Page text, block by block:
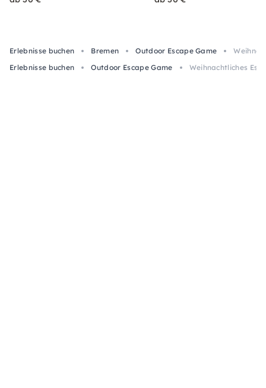
Erlebnisse buchen Bremen Outdoor Escape Game
Erlebnisse buchen
Outdoor Escape Game Weihnachtliches